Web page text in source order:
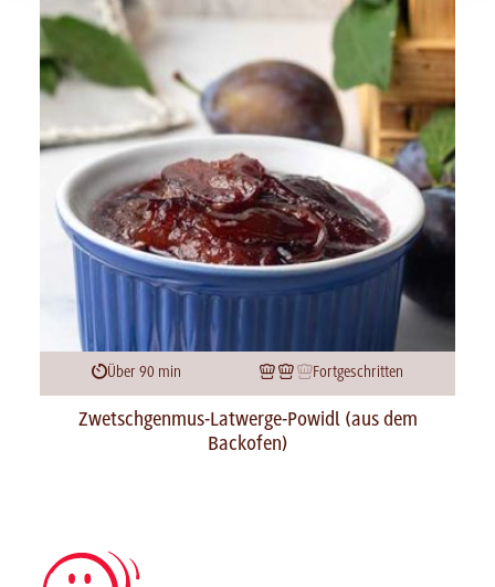
Über 90 min Fortgeschritten
Zwetschgenmus-Latwerge-Powidl (aus dem
Backofen)